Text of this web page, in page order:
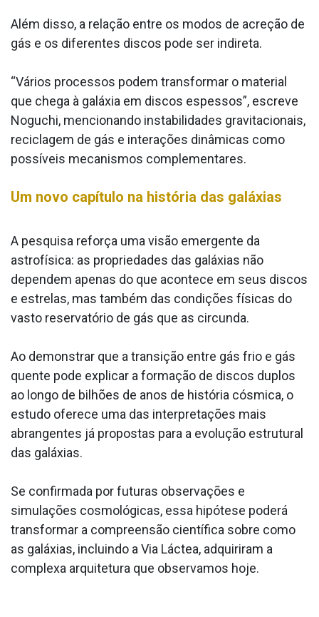
Além disso, a relação entre os modos de acreção de
gás e os diferentes discos pode ser indireta.
“Vários processos podem transformar o material
que chega à galáxia em discos espessos”, escreve
Noguchi, mencionando instabilidades gravitacionais,
reciclagem de gás e interações dinâmicas como
possíveis mecanismos complementares.
Um novo capítulo na história das galáxias
A pesquisa reforça uma visão emergente da
astrofísica: as propriedades das galáxias não
dependem apenas do que acontece em seus discos
e estrelas, mas também das condições físicas do
vasto reservatório de gás que as circunda.
Ao demonstrar que a transição entre gás frio e gás
quente pode explicar a formação de discos duplos
ao longo de bilhões de anos de história cósmica, o
estudo oferece uma das interpretações mais
abrangentes já propostas para a evolução estrutural
das galáxias.
Se confirmada por futuras observações e
simulações cosmológicas, essa hipótese poderá
transformar a compreensão científica sobre como
as galáxias, incluindo a Via Láctea, adquiriram a
complexa arquitetura que observamos hoje.